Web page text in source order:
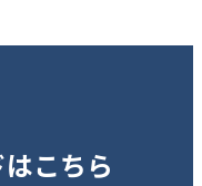
こちら